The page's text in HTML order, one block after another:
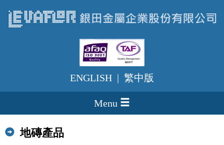
ENGLISH | 繁中版
Menu
地磚產品